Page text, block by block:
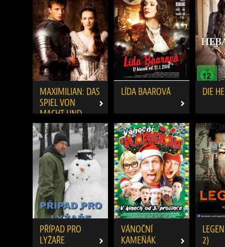
MAXIMILIAN: DAS
SPIEL VON
MACHT UND
LIEBE
LÍDA BAAROVÁ DIE
PŘÍPAD PRO
LYŽAŘE
VÁNOČNÍ
KAMEŇÁK
2)